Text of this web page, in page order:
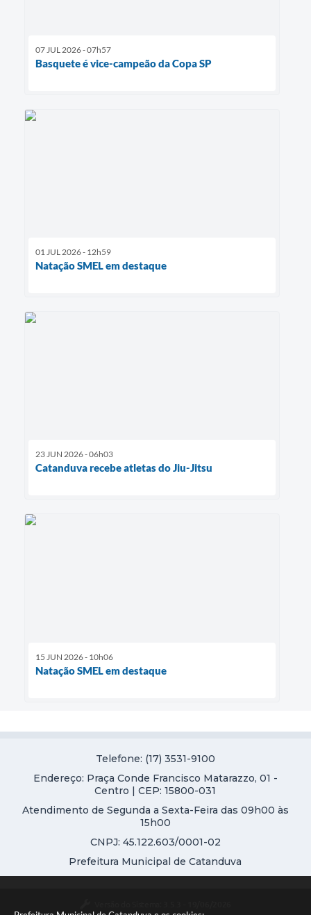
07 JUL 2026 - 07h57
Basquete é vice-campeão da Copa SP
01 JUL 2026 - 12h59
Natação SMEL em destaque
23 JUN 2026 - 06h03
Catanduva recebe atletas do Jiu-Jitsu
15 JUN 2026 - 10h06
Natação SMEL em destaque
Telefone: (17) 3531-9100
Endereço: Praça Conde Francisco Matarazzo, 01 -
Centro | CEP: 15800-031
Atendimento de Segunda a Sexta-Feira das 09h00 às
15h00
CNPJ: 45.122.603/0001-02
Prefeitura Municipal de Catanduva